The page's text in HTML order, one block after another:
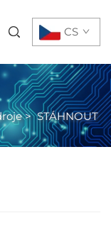
CS
>STÁHNOUT